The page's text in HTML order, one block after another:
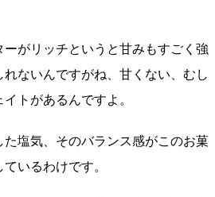
がリッチというと甘みもすごく強
ないんですがね、甘くない、むし
トがあるんですよ。
塩気、そのバランス感がこのお菓
いるわけです。